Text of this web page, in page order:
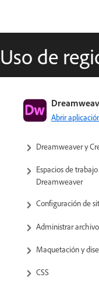
Uso de
Abrir
Guía del usuario de
Introducción
Dreamweaver y
Espacios de
Dreamweaver
Configuración de
Administrar
Maquetación y
CSS